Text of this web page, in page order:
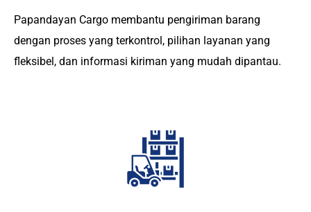
Papandayan Cargo membantu pengiriman barang
dengan proses yang terkontrol, pilihan layanan yang
fleksibel, dan informasi kiriman yang mudah dipantau.